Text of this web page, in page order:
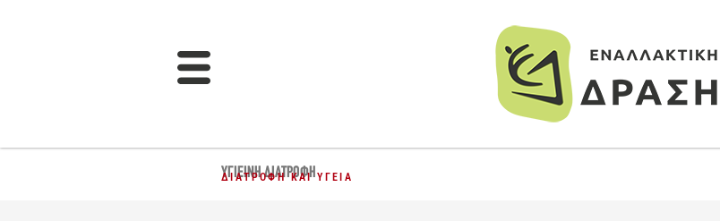
ΥΓΙΕΙΝΉ ΔΙΑΤΡΟΦΉ
ΔΙΑΤΡΟΦΉ ΚΑΙ ΥΓΕΊΑ